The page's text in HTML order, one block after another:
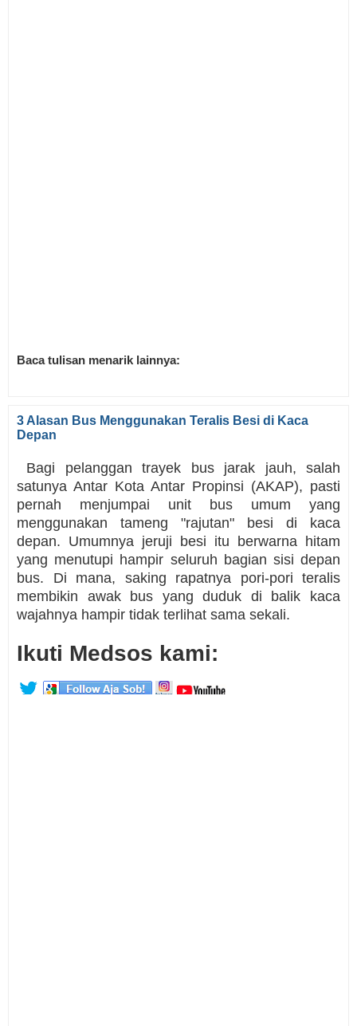
Baca tulisan menarik lainnya:
3 Alasan Bus Menggunakan Teralis Besi di Kaca
Depan
Bagi pelanggan trayek bus jarak jauh, salah
satunya Antar Kota Antar Propinsi (AKAP), pasti
pernah menjumpai unit bus umum yang
menggunakan tameng "rajutan" besi di kaca
depan. Umumnya jeruji besi itu berwarna hitam
yang menutupi hampir seluruh bagian sisi depan
bus. Di mana, saking rapatnya pori-pori teralis
membikin awak bus yang duduk di balik kaca
wajahnya hampir tidak terlihat sama sekali.
Ikuti Medsos kami: